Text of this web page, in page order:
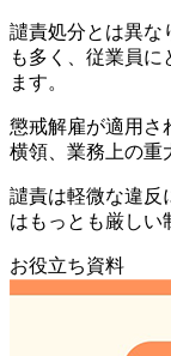
譴責処分とは異な
も多く、従業員に
ます。
懲戒解雇が適用さ
横領、業務上の重
譴責は軽微な違反
はもっとも厳しい
お役立ち資料